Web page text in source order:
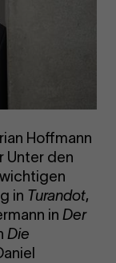
Hoffmann
Unter den
in Turandot,
inDer
Die